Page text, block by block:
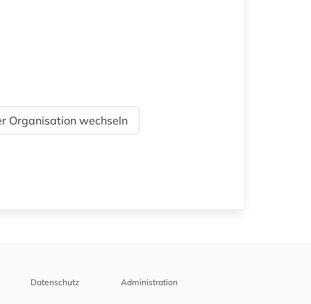
Organisation wechseln
Datenschutz Administration